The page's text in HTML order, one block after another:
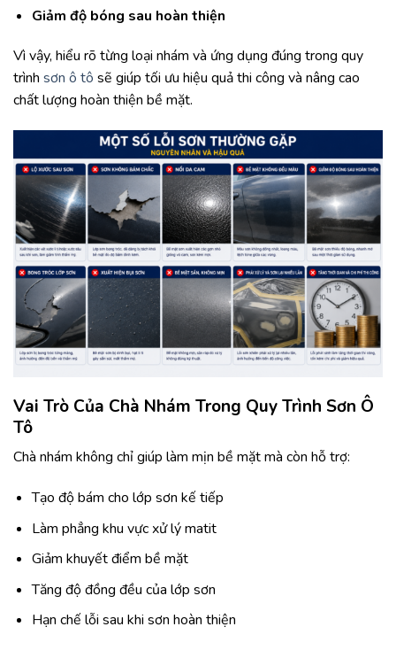
Giảm độ bóng sau hoàn thiện
Vì vậy, hiểu rõ từng loại nhám và ứng dụng đúng trong quy
trình sơn ô tô sẽ giúp tối ưu hiệu quả thi công và nâng cao
chất lượng hoàn thiện bề mặt.
Vai Trò Của Chà Nhám Trong Quy Trình Sơn Ô
Tô
Chà nhám không chỉ giúp làm mịn bề mặt mà còn hỗ trợ:
Tạo độ bám cho lớp sơn kế tiếp
Làm phẳng khu vực xử lý matit
Giảm khuyết điểm bề mặt
Tăng độ đồng đều của lớp sơn
Hạn chế lỗi sau khi sơn hoàn thiện